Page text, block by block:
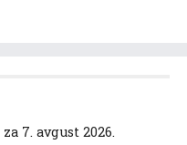
7. avgust 2026.